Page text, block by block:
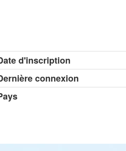
d'inscription
connexion